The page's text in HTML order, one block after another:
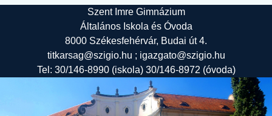
Szent Imre Gimnázium
Általános Iskola és Óvoda
8000 Székesfehérvár, Budai út 4.
titkarsag@szigio.hu ; igazgato@szigio.hu
Tel: 30/146-8990 (iskola) 30/146-8972 (óvoda)